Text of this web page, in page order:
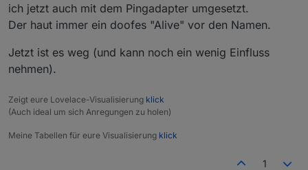
ich jetzt auch mit dem Pingadapter umgesetzt.
Der haut immer ein doofes "Alive" vor den Namen.
Jetzt ist es weg (und kann noch ein wenig Einfluss
nehmen).
Zeigt eure Lovelace-Visualisierung klick
(Auch ideal um sich Anregungen zu holen)
Meine Tabellen für eure Visualisierung klick
1